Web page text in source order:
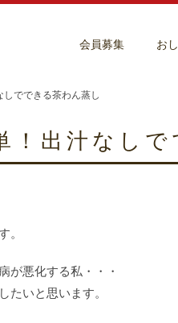
会員募集 お
しでできる茶わん蒸し
！出汁なし
。
が悪化する私・・・
たいと思います。